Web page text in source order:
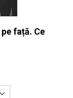
față. Ce